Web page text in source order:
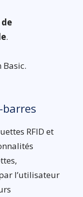
.
Basic.
barres
RFID et
l’utilisateur